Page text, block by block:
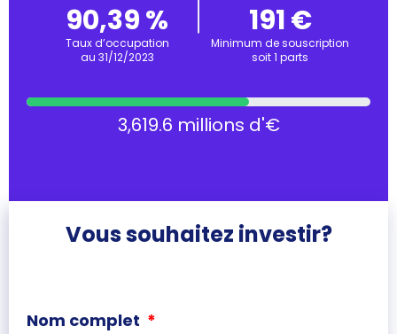
90,39 %
Taux d’occupation
au 31/12/2023
191 €
Minimum de souscription
soit 1 parts
3,619.6 millions d'€
Vous souhaitez investir?
Nom complet